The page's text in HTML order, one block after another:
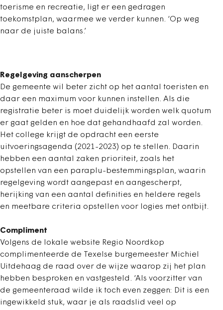
toerisme en recreatie, ligt er een gedragen
toekomstplan, waarmee we verder kunnen. ‘Op weg
naar de juiste balans.’
Regelgeving aanscherpen
De gemeente wil beter zicht op het aantal toeristen en
daar een maximum voor kunnen instellen. Als die
registratie beter is moet duidelijk worden welk quotum
er gaat gelden en hoe dat gehandhaafd zal worden.
Het college krijgt de opdracht een eerste
uitvoeringsagenda (2021-2023) op te stellen. Daarin
hebben een aantal zaken prioriteit, zoals het
opstellen van een paraplu-bestemmingsplan, waarin
regelgeving wordt aangepast en aangescherpt,
herijking van een aantal definities en heldere regels
en meetbare criteria opstellen voor logies met ontbijt.
Compliment
Volgens de lokale website Regio Noordkop
complimenteerde de Texelse burgemeester Michiel
Uitdehaag de raad over de wijze waarop zij het plan
hebben besproken en vastgesteld. ‘Als voorzitter van
de gemeenteraad wilde ik toch even zeggen: Dit is een
ingewikkeld stuk, waar je als raadslid veel op